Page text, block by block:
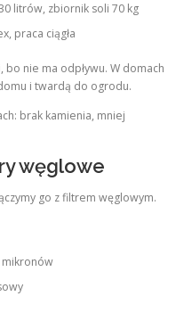
litrów, zbiornik soli 70 kg
praca ciągła
nie ma odpływu. W domach
i twardą do ogrodu.
brak kamienia, mniej
węglowe
go z filtrem węglowym.
mikronów